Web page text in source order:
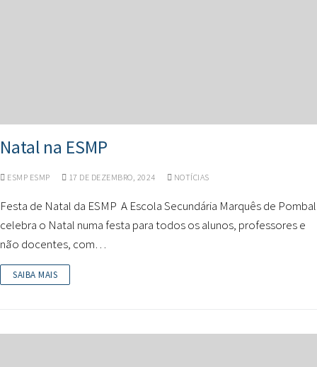
Natal na ESMP
ESMP ESMP 17 DE DEZEMBRO, 2024 NOTÍCIAS
Festa de Natal da ESMP A Escola Secundária Marquês de Pombal
celebra o Natal numa festa para todos os alunos, professores e
não docentes, com…
SAIBA MAIS